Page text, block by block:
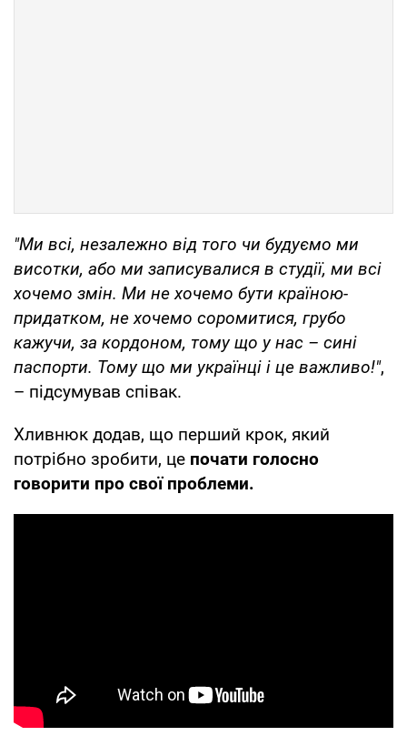
"Ми всі, незалежно від того чи будуємо ми
висотки, або ми записувалися в студії, ми всі
хочемо змін. Ми не хочемо бути країною-
придатком, не хочемо соромитися, грубо
кажучи, за кордоном, тому що у нас – сині
паспорти. Тому що ми українці і це важливо!",
– підсумував співак.
Хливнюк додав, що перший крок, який
потрібно зробити, це почати голосно
говорити про свої проблеми.